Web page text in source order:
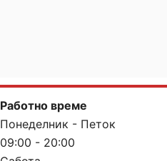
Работно време
Понеделник - Петок
09:00 - 20:00